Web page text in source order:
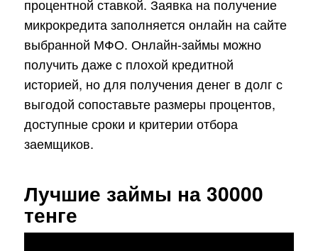
процентной ставкой. Заявка на получение
микрокредита заполняется онлайн на сайте
выбранной МФО. Онлайн-займы можно
получить даже с плохой кредитной
историей, но для получения денег в долг с
выгодой сопоставьте размеры процентов,
доступные сроки и критерии отбора
заемщиков.
Лучшие займы на 30000
тенге